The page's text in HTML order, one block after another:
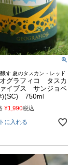
す 夏のタスカン・レッド
グラフィコ タスカ
イブス サンジョベ
)(SC) 750ml
¥1,990税込
に入れる